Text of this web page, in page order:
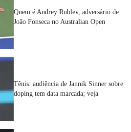
Quem é Andrey Rublev, adversário de
João Fonseca no Australian Open
Tênis: audiência de Jannik Sinner sobre
doping tem data marcada; veja